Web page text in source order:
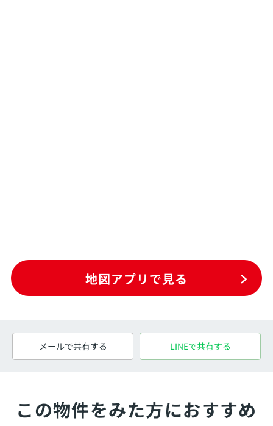
地図アプリで見る
メールで共有する LINEで共有する
この物件をみた方におすすめ